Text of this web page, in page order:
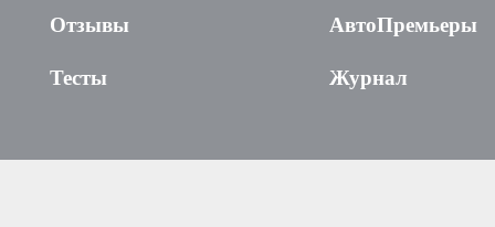
Отзывы
Тесты
АвтоПремьеры
Журнал